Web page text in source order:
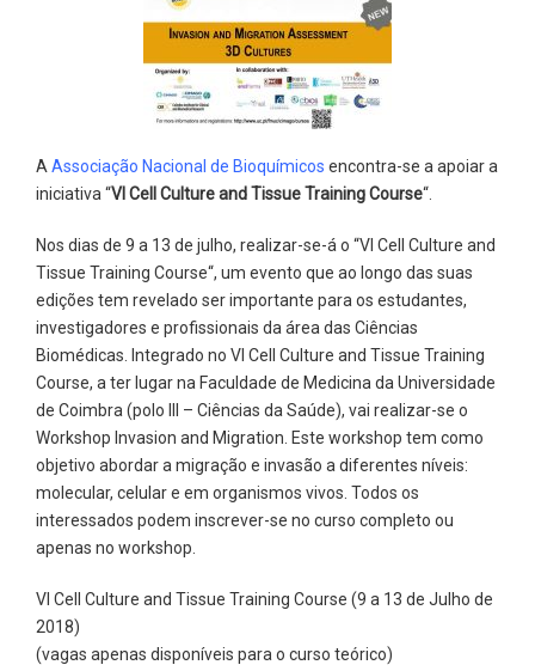
A Associação Nacional de Bioquímicos encontra-se a apoiar a
iniciativa “VI Cell Culture and Tissue Training Course“.
Nos dias de 9 a 13 de julho, realizar-se-á o “VI Cell Culture and
Tissue Training Course“, um evento que ao longo das suas
edições tem revelado ser importante para os estudantes,
investigadores e profissionais da área das Ciências
Biomédicas. Integrado no VI Cell Culture and Tissue Training
Course, a ter lugar na Faculdade de Medicina da Universidade
de Coimbra (polo III – Ciências da Saúde), vai realizar-se o
Workshop Invasion and Migration. Este workshop tem como
objetivo abordar a migração e invasão a diferentes níveis:
molecular, celular e em organismos vivos. Todos os
interessados podem inscrever-se no curso completo ou
apenas no workshop.
VI Cell Culture and Tissue Training Course (9 a 13 de Julho de
2018)
(vagas apenas disponíveis para o curso teórico)